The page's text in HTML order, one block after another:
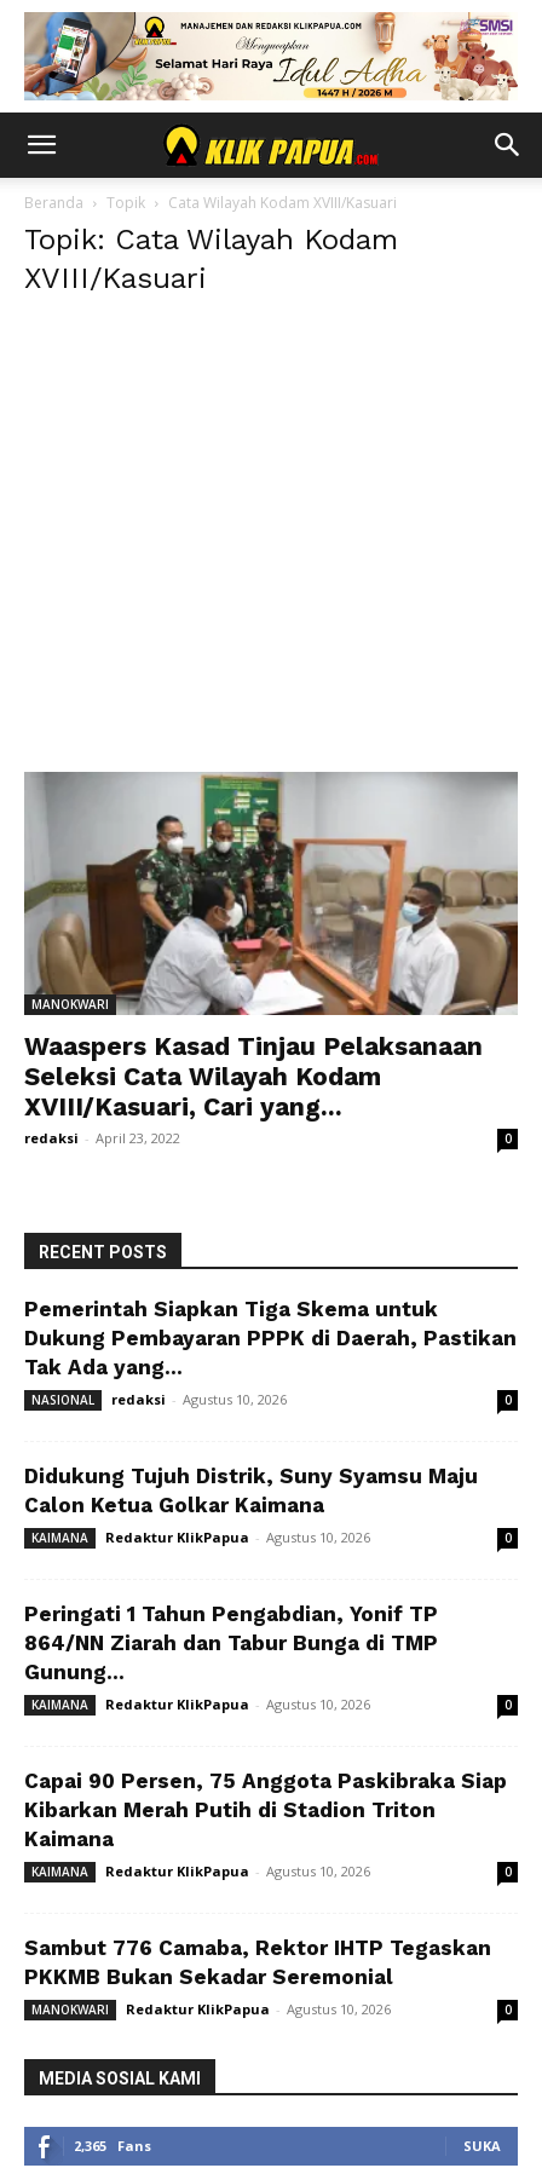
Beranda Topik Cata Wilayah Kodam XVIII/Kasuari
Topik: Cata Wilayah Kodam
XVIII/Kasuari
MANOKWARI
Waaspers Kasad Tinjau Pelaksanaan
Seleksi Cata Wilayah Kodam
XVIII/Kasuari, Cari yang...
redaksi - April 23, 2022 0
RECENT POSTS
Pemerintah Siapkan Tiga Skema untuk
Dukung Pembayaran PPPK di Daerah, Pastikan
Tak Ada yang...
NASIONAL redaksi - Agustus 10, 2026 0
Didukung Tujuh Distrik, Suny Syamsu Maju
Calon Ketua Golkar Kaimana
KAIMANA Redaktur KlikPapua - Agustus 10, 2026 0
Peringati 1 Tahun Pengabdian, Yonif TP
864/NN Ziarah dan Tabur Bunga di TMP
Gunung...
KAIMANA Redaktur KlikPapua - Agustus 10, 2026 0
Capai 90 Persen, 75 Anggota Paskibraka Siap
Kibarkan Merah Putih di Stadion Triton
Kaimana
KAIMANA Redaktur KlikPapua - Agustus 10, 2026 0
Sambut 776 Camaba, Rektor IHTP Tegaskan
PKKMB Bukan Sekadar Seremonial
MANOKWARI Redaktur KlikPapua - Agustus 10, 2026 0
MEDIA SOSIAL KAMI
2,365 Fans SUKA